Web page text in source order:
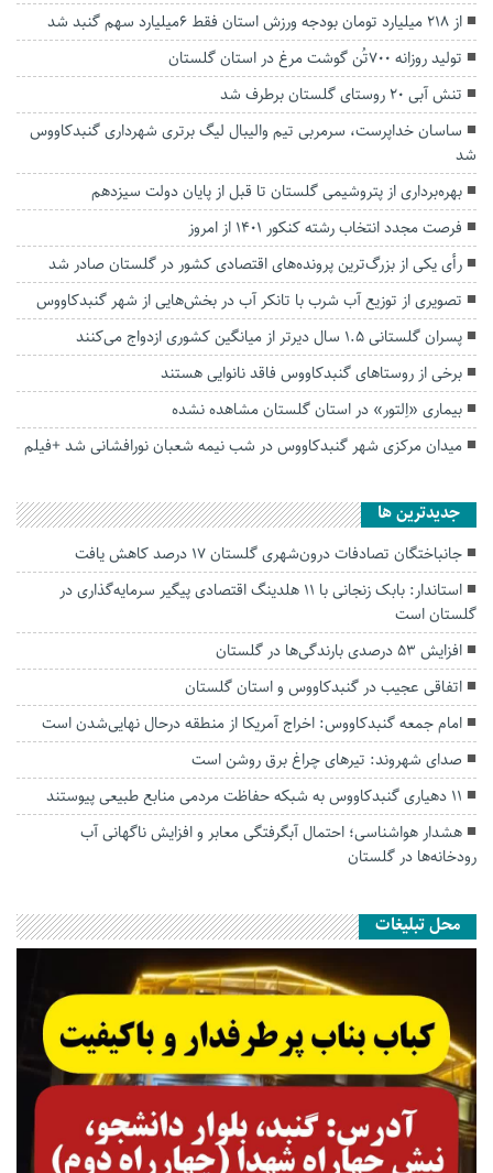
از 218 میلیارد تومان بودجه ورزش استان فقط 6میلیارد سهم گنبد شد
تولید روزانه ۷۰۰تُن گوشت مرغ در استان گلستان
تنش آبی ۲۰ روستای گلستان برطرف شد
ساسان خداپرست، سرمربی تیم والیبال لیگ برتری شهرداری گنبدکاووس
شد
بهره‌برداری از پتروشیمی گلستان تا قبل از پایان دولت سیزدهم
فرصت مجدد انتخاب رشته کنکور ۱۴۰۱ از امروز
رأی یکی از بزرگ‌ترین پرونده‌های اقتصادی کشور در گلستان صادر شد
تصویری از توزیع آب شرب با تانکر آب در بخش‌هایی از شهر گنبدکاووس
پسران گلستانی ۱.۵ سال دیرتر از میانگین کشوری ازدواج می‌کنند
برخی از روستاهای گنبدکاووس فاقد نانوایی هستند
بیماری «اِلتور» در استان گلستان مشاهده نشده
میدان مرکزی شهر گنبدکاووس در شب نیمه شعبان نورافشانی شد +فیلم
جديدترين ها
جانباختگان تصادفات درون‌شهری گلستان ۱۷ درصد کاهش یافت
استاندار: بابک زنجانی با ۱۱ هلدینگ اقتصادی پیگیر سرمایه‌گذاری در
گلستان است
افزایش ۵۳ درصدی بارندگی‌ها در گلستان
اتفاقی عجیب در‌ گنبدکاووس و استان گلستان
امام جمعه گنبدکاووس: اخراج آمریکا از منطقه درحال نهایی‌شدن است
صدای شهروند: تیرهای چراغ برق روشن است
۱۱ دهیاری گنبدکاووس به شبکه حفاظت مردمی منابع طبیعی پیوستند
هشدار هواشناسی؛ احتمال آبگرفتگی معابر و افزایش ناگهانی آب
رودخانه‌ها در گلستان
محل تبلیغات